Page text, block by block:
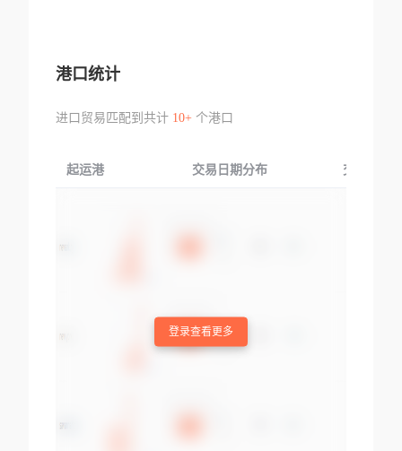
港口统计
进口贸易匹配到共计 10+个港口
起运港 交易日期分布 交易产品
登录查看更多